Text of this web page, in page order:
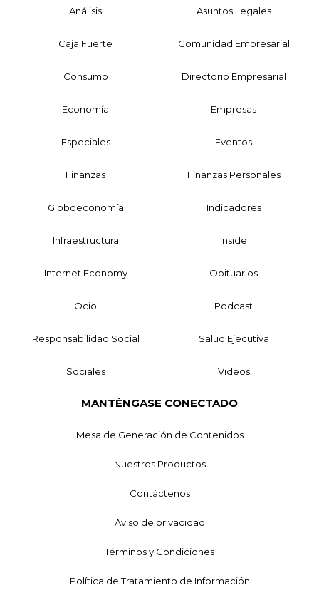
Análisis Asuntos Legales
Caja Fuerte Comunidad Empresarial
Consumo Directorio Empresarial
Economía Empresas
Especiales Eventos
Finanzas Finanzas Personales
Globoeconomía Indicadores
Infraestructura Inside
Internet Economy Obituarios
Ocio Podcast
Responsabilidad Social Salud Ejecutiva
Sociales Videos
MANTÉNGASE CONECTADO
Mesa de Generación de Contenidos
Nuestros Productos
Contáctenos
Aviso de privacidad
Términos y Condiciones
Política de Tratamiento de Información